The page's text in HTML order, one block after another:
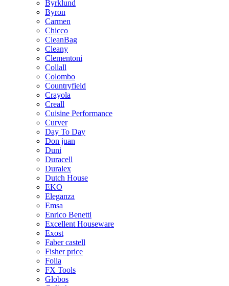
Byrklund
Byron
Carmen
Chicco
CleanBag
Cleany
Clementoni
Collall
Colombo
Countryfield
Crayola
Creall
Cuisine Performance
Curver
Day To Day
Don juan
Duni
Duracell
Duralex
Dutch House
EKO
Eleganza
Emsa
Enrico Benetti
Excellent Houseware
Exost
Faber castell
Fisher price
Folia
FX Tools
Globos